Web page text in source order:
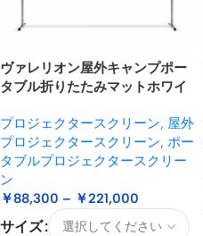
ヴァレリオン屋外キャンプポー
タブル折りたたみマットホワイ
プロジェクタースクリーン, 屋外
プロジェクタースクリーン, ポー
タブルプロジェクタースクリー
ン
￥88,300 – ￥221,000
サイズ